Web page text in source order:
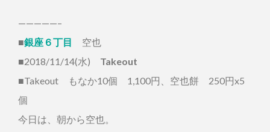
—————–
■銀座６丁目
空也
■2018/11/14(水) Takeout
■Takeout もなか10個 1,100円、空也餅 250円x5
個
今日は、朝から空也。